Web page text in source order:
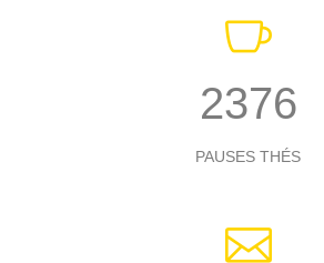
2742
PAUSES THÉS